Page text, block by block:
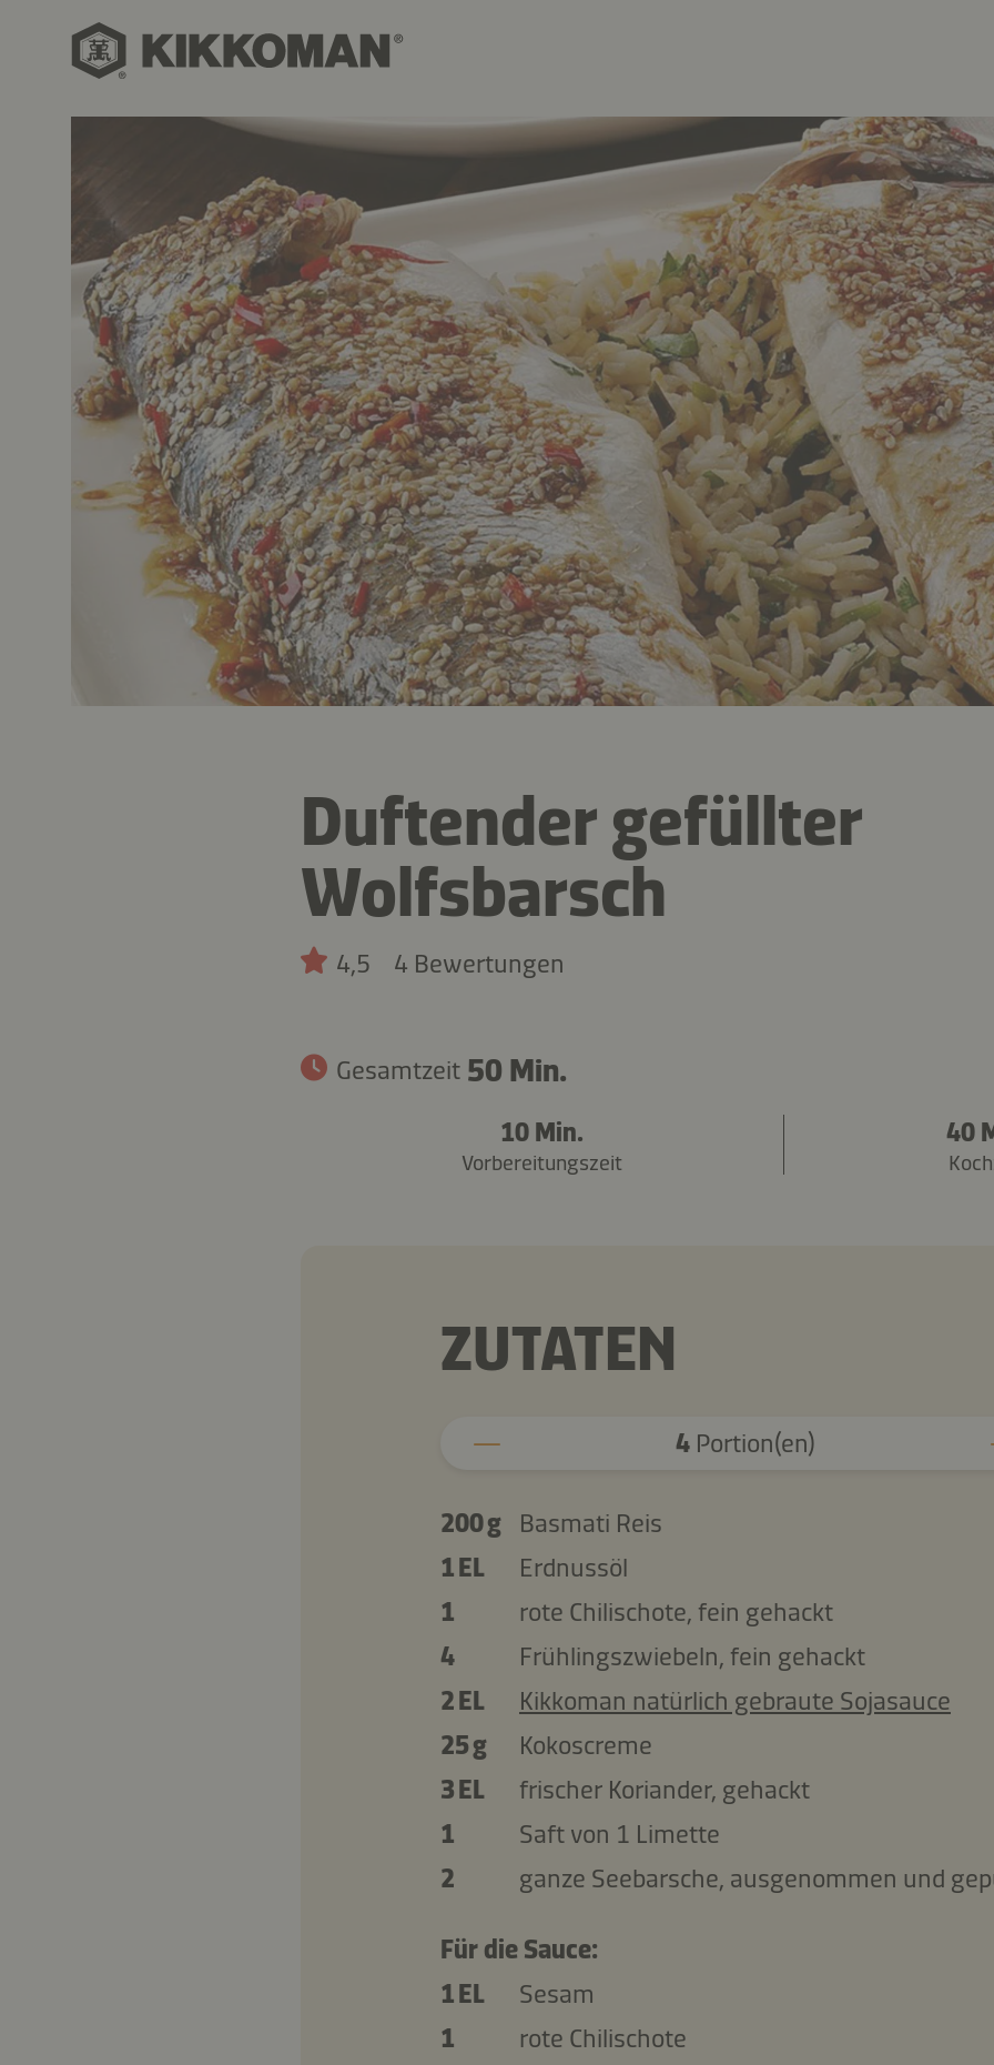
Duftender gefüllter
Wolfsbarsch
4,5 4 Bewertungen
Gesamtzeit 50 Min.
10 Min.
Vorbereitungszeit
40
ZUTATEN
4Portion(en)
200 g
Basmati Reis
1 EL
Erdnussöl
1
rote Chilischote, fein gehackt
4
Frühlingszwiebeln, fein gehackt
2 EL
Kikkoman natürlich gebraute Sojasauce
25 g
Kokoscreme
3 EL
frischer Koriander, gehackt
1
Saft von 1 Limette
2
ganze Seebarsche, ausgenommen und
Für die Sauce:
1 EL
Sesam
1
rote Chilischote